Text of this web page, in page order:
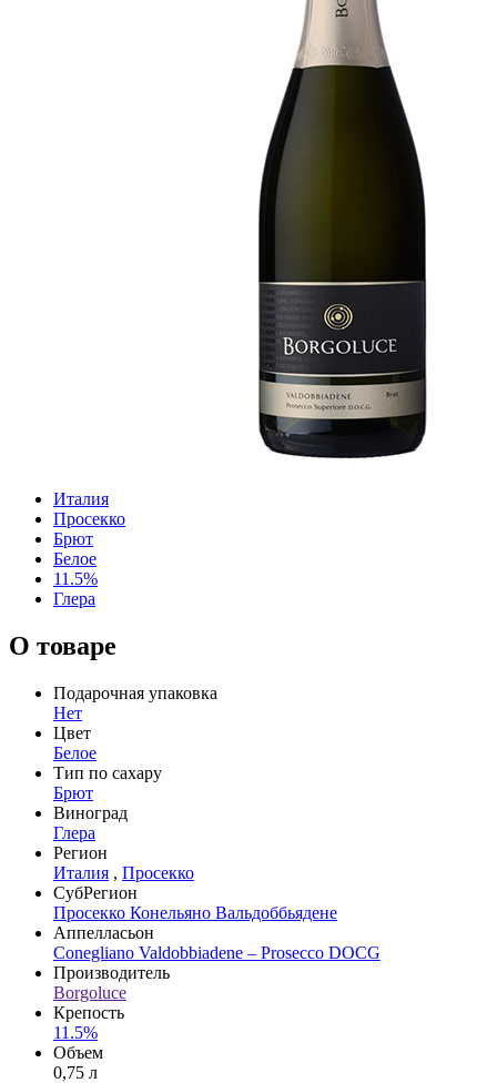
Италия
Просекко
Брют
Белое
11.5%
Глера
О товаре
Подарочная упаковка
Нет
Цвет
Белое
Тип по сахару
Брют
Виноград
Глера
Регион
Италия , Просекко
СубРегион
Просекко Конельяно Вальдоббьядене
Аппелласьон
Conegliano Valdobbiadene – Prosecco DOCG
Производитель
Borgoluce
Крепость
11.5%
Объем
0,75 л